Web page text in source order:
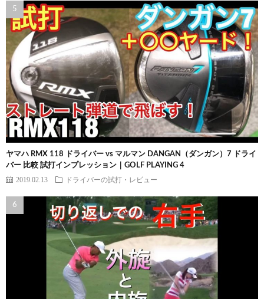
ヤマハ RMX 118 ドライバー vs マルマン DANGAN（ダンガン）7 ドライ
バー 比較 試打インプレッション｜GOLF PLAYING 4
2019.02.13 ドライバーの試打・レビュー